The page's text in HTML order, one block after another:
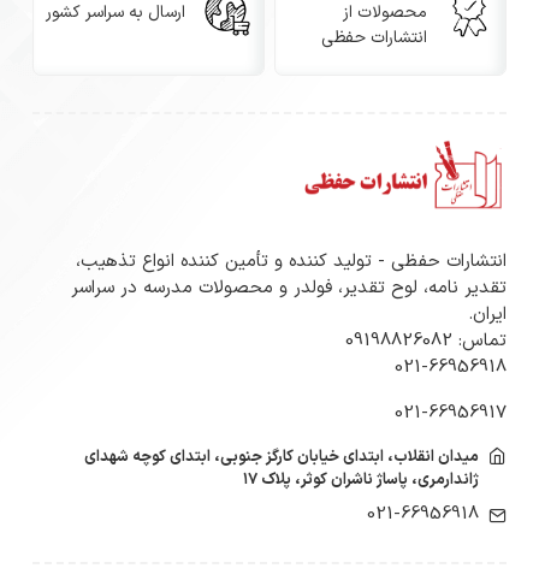
محصولات از
انتشارات حفظی
ارسال به سراسر کشور
انتشارات حفظی - تولید کننده و تأمین کننده انواع تذهیب،
تقدیر نامه، لوح تقدیر، فولدر و محصولات مدرسه در سراسر
ایران.
تماس: 09198826082
021-66956918
021-66956917
میدان انقلاب، ابتدای خیابان کارگز جنوبی، ابتدای کوچه شهدای
ژاندارمری، پاساژ ناشران کوثر، پلاک ۱۷
021-66956918